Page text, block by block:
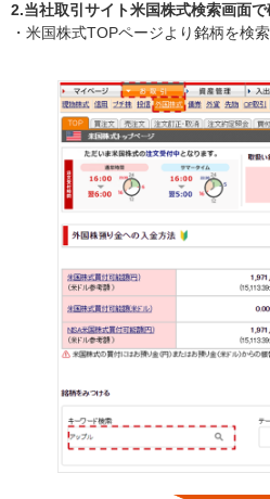
2.当社取引サイト米国株式検索画面で
・米国株式TOPページより銘柄を検索